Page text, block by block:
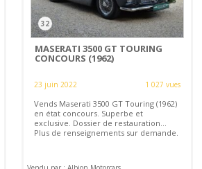
32
MASERATI 3500 GT TOURING
CONCOURS (1962)
23 juin 2022 1 027 vues
Vends Maserati 3500 GT Touring (1962)
en état concours. Superbe et
exclusive. Dossier de restauration...
Plus de renseignements sur demande.